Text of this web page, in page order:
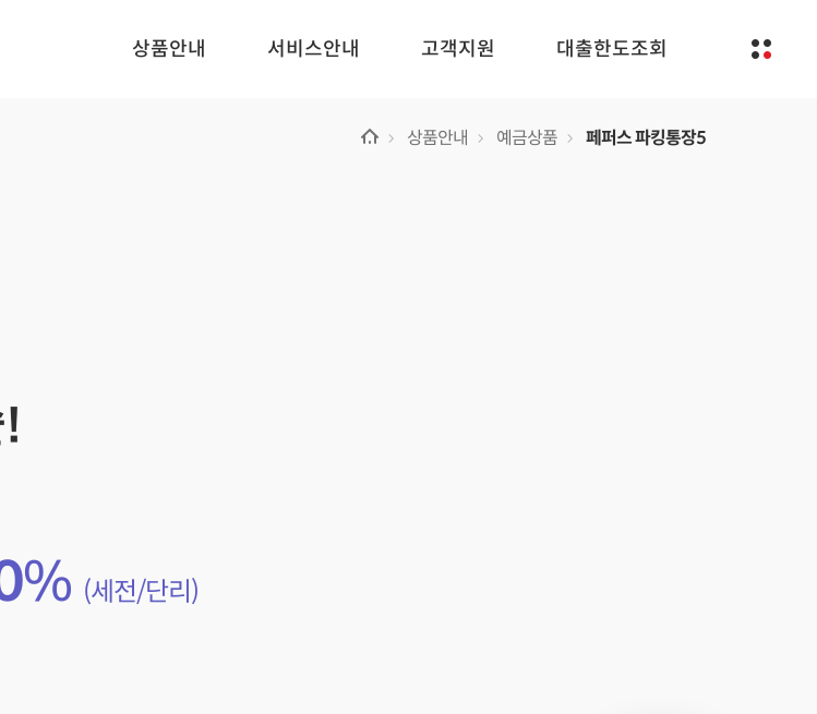
상품안내 서비스안내 고객지원 대출한도조회
상품안내 예금상품 페퍼스 파킹통장5
% (세전/단리)